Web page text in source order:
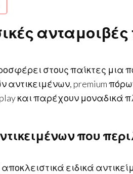
ανταμοιβές
στους παίκτες μια
premium
και παρέχουν μοναδικά
που
αποκλειστικά ειδικά